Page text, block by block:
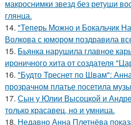
макроснимки звезд без ретуши
глянца.
14. "Теперь Можно и Бокальчик
Волкова с юмором поздравила
15. Бьянка нарушила главное
ироничного хита от создателя
16. "Будто Треснет по Швам":
прозрачном платье посетила
17. Сын у Юлии Высоцкой и
только красавец, но и умница.
18. Недавно Анна Плетнёва